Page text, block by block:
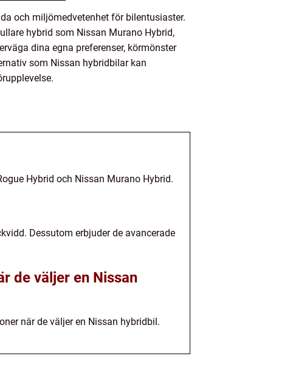
och miljömedvetenhet för bilentusiaster.
hybrid som Nissan Murano Hybrid,
dina egna preferenser, körmönster
som Nissan hybridbilar kan
Hybrid och Nissan Murano Hybrid.
Dessutom erbjuder de avancerade
de väljer en Nissan
när de väljer en Nissan hybridbil.